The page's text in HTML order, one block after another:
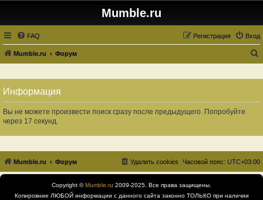
Mumble.ru
FAQ Вход
Регистрация
Mumble.ru Форум
и
Информация
Вы не можете произвести поиск сразу после предыдущего. Попробуйте
через 17 секунд.
Mumble.ru Форум Часовой пояс: UTC+03:00
Удалить cookies
Copyright ©Mumble.ru 2009-2025. Все права защищены.
Копировние ЛЮБОЙ информации с данного сайта законно ТОЛЬКО при наличии